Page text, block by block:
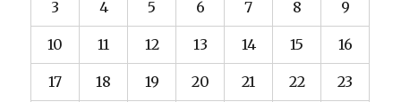
3 4 5 6 7 8 9
10 11 12 13 14 15 16
17 18 19 20 21 22 23